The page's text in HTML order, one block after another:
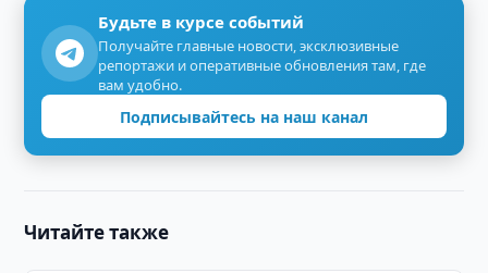
Будьте в курсе событий
Получайте главные новости, эксклюзивные
репортажи и оперативные обновления там, где
вам удобно.
Подписывайтесь на наш канал
Читайте также